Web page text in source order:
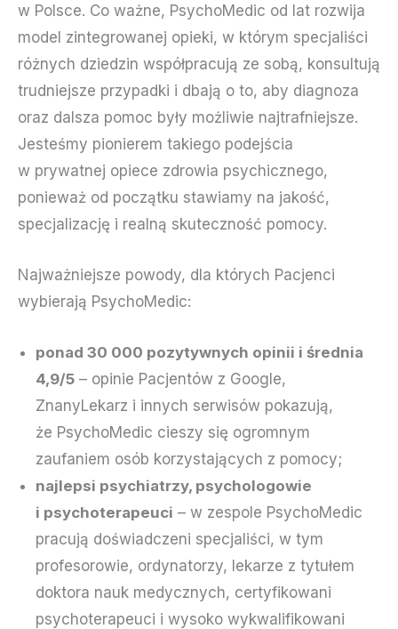
w Polsce. Co ważne, PsychoMedic od lat rozwija
model zintegrowanej opieki, w którym specjaliści
różnych dziedzin współpracują ze sobą, konsultują
trudniejsze przypadki i dbają o to, aby diagnoza
oraz dalsza pomoc były możliwie najtrafniejsze.
Jesteśmy pionierem takiego podejścia
w prywatnej opiece zdrowia psychicznego,
ponieważ od początku stawiamy na jakość,
specjalizację i realną skuteczność pomocy.
Najważniejsze powody, dla których Pacjenci
wybierają PsychoMedic:
ponad 30 000 pozytywnych opinii i średnia
4,9/5 – opinie Pacjentów z Google,
ZnanyLekarz i innych serwisów pokazują,
że PsychoMedic cieszy się ogromnym
zaufaniem osób korzystających z pomocy;
najlepsi psychiatrzy, psychologowie
i psychoterapeuci – w zespole PsychoMedic
pracują doświadczeni specjaliści, w tym
profesorowie, ordynatorzy, lekarze z tytułem
doktora nauk medycznych, certyfikowani
psychoterapeuci i wysoko wykwalifikowani